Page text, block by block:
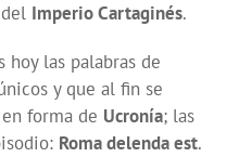
Imperio Cartaginés.
hoy las palabras de
y que al fin se
forma de Ucronía; las
Roma delenda est.